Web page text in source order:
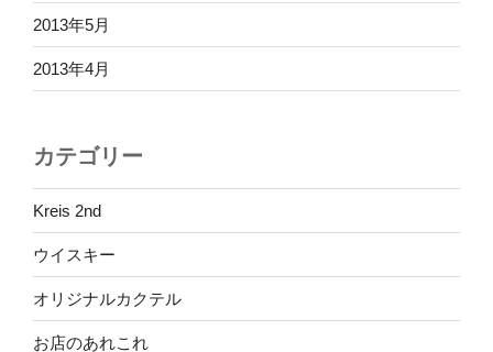
2013年5月
2013年4月
カテゴリー
Kreis 2nd
ウイスキー
オリジナルカクテル
お店のあれこれ